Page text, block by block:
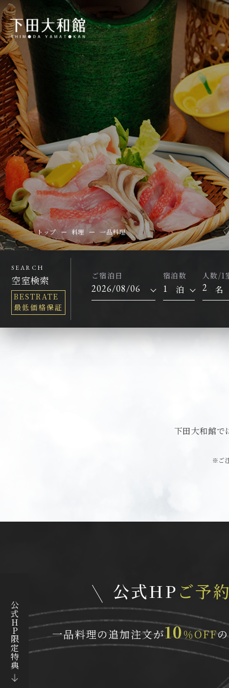
SEARCH
空室検索
BESTRATE
最低価格保証
ご宿泊日 宿泊数
泊
人数/1
2 名
公式HP限定特典
トップ 料理 一品料理
下田大和館で
ご
公式HP ご予
一品料理の追加注文が10％OFF